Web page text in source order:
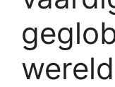
wereld